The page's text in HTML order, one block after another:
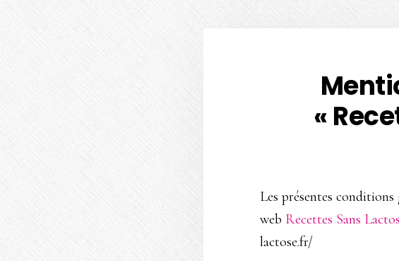
«
Les présentes
web Recettes Sans
lactose.fr/